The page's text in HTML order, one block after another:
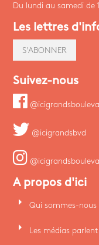
Du lundi au samedi de
Les lettres
S'ABONNER
Suivez-nous
@icigrandsbvd
A propos d'ici
arrow_right Qui sommes-nous
arrow_right Les médias